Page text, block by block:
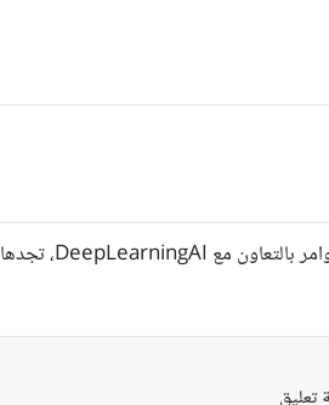
كما أنّ OpenAi (الشركة المطوّرة لنموذج GPT-3) أعلنت مؤخرًا عن دورة تدريبية لهندسة الأوامر بالتعاون مع DeepLearningAI، تجدها